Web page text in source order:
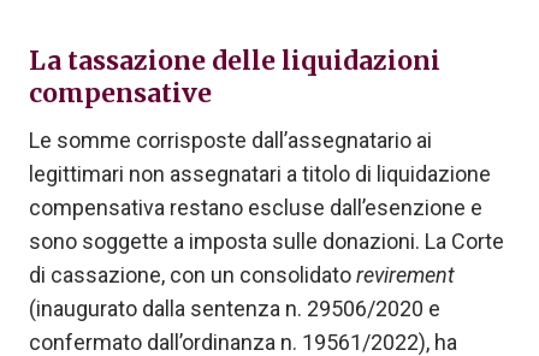
La tassazione delle liquidazioni
compensative
Le somme corrisposte dall’assegnatario ai
legittimari non assegnatari a titolo di liquidazione
compensativa restano escluse dall’esenzione e
sono soggette a imposta sulle donazioni. La Corte
di cassazione, con un consolidatorevirement
(inaugurato dalla sentenza n. 29506/2020 e
confermato dall’ordinanza n. 19561/2022), ha